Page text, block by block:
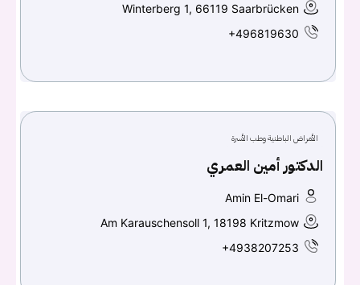
Winterberg 1, 66119 Saarbrücken
+496819630
الأمراض الباطنية وطب الأسرة
الدكتور أمين العمري
Amin El-Omari
Am Karauschensoll 1, 18198 Kritzmow
+4938207253